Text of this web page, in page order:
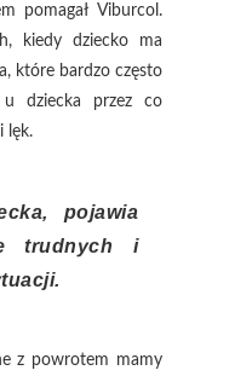
pomagał Viburcol.
kiedy dziecko ma
które bardzo często
dziecka przez co
lęk.
trudnych i
z powrotem mamy